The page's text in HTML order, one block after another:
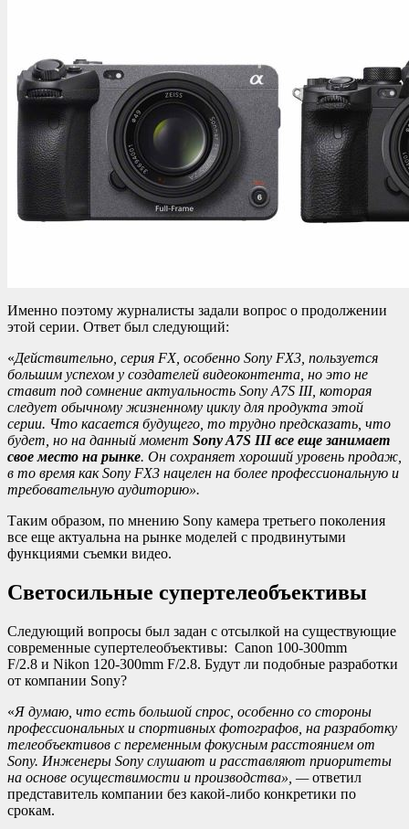
Именно поэтому журналисты задали вопрос о продолжении
этой серии. Ответ был следующий:
«Действительно, серия FX, особенно Sony FX3, пользуется
большим успехом у создателей видеоконтента, но это не
ставит под сомнение актуальность Sony A7S III, которая
следует обычному жизненному циклу для продукта этой
серии. Что касается будущего, то трудно предсказать, что
будет, но на данный момент Sony A7S III все еще занимает
свое место на рынке. Он сохраняет хороший уровень продаж,
в то время как Sony FX3 нацелен на более профессиональную и
требовательную аудиторию».
Таким образом, по мнению Sony камера третьего поколения
все еще актуальна на рынке моделей с продвинутыми
функциями съемки видео.
Светосильные супертелеобъективы
Следующий вопросы был задан с отсылкой на существующие
современные супертелеобъективы: Canon 100-300mm
F/2.8 и Nikon 120-300mm F/2.8. Будут ли подобные разработки
от компании Sony?
«Я думаю, что есть большой спрос, особенно со стороны
профессиональных и спортивных фотографов, на разработку
телеобъективов с переменным фокусным расстоянием от
Sony. Инженеры Sony слушают и расставляют приоритеты
на основе осуществимости и производства», —ответил
представитель компании без какой-либо конкретики по
срокам.